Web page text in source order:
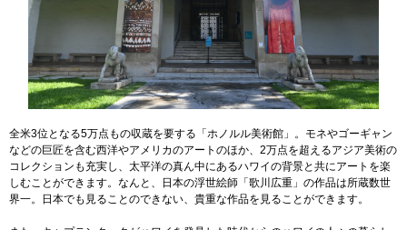
全米3位となる5万点もの収蔵を要する「ホノルル美術館」。モネやゴーギャン
などの巨匠を含む西洋やアメリカのアートのほか、2万点を超えるアジア美術の
コレクションも充実し、太平洋の真ん中にあるハワイの背景と共にアートを楽
しむことができます。なんと、日本の浮世絵師「歌川広重」の作品は所蔵数世
界一。日本でも見ることのできない、貴重な作品を見ることができます。